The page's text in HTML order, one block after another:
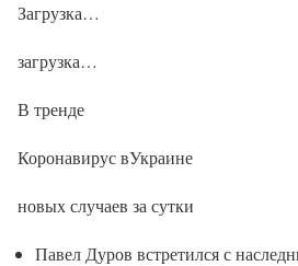
Загрузка…
загрузка…
В тренде
Коронавирус вУкраине
новых случаев за сутки
Павел Дуров встретился с